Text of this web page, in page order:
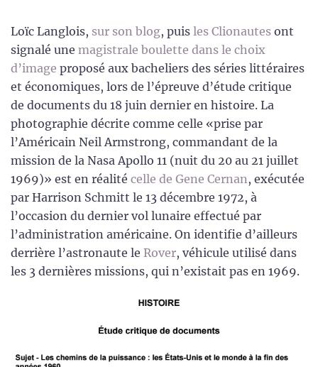
Loïc Langlois, sur son blog, puis les Clionautes ont
signalé une magistrale boulette dans le choix
d’image proposé aux bacheliers des séries littéraires
et économiques, lors de l’épreuve d’étude critique
de documents du 18 juin dernier en histoire. La
photographie décrite comme celle «prise par
l’Américain Neil Armstrong, commandant de la
mission de la Nasa Apollo 11 (nuit du 20 au 21 juillet
1969)» est en réalité celle de Gene Cernan, exécutée
par Harrison Schmitt le 13 décembre 1972, à
l’occasion du dernier vol lunaire effectué par
l’administration américaine. On identifie d’ailleurs
derrière l’astronaute le Rover, véhicule utilisé dans
les 3 dernières missions, qui n’existait pas en 1969.